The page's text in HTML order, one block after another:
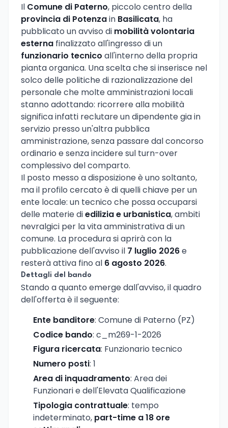
Il Comune di Paterno, piccolo centro della
provincia di Potenzain Basilicata, ha
pubblicato un avviso di mobilità volontaria
esterna finalizzato all'ingresso di un
funzionario tecnico all'interno della propria
pianta organica. Una scelta che si inserisce nel
solco delle politiche di razionalizzazione del
personale che molte amministrazioni locali
stanno adottando: ricorrere alla mobilità
significa infatti reclutare un dipendente gia in
servizio presso un'altra pubblica
amministrazione, senza passare dal concorso
ordinario e senza incidere sul turn-over
complessivo del comparto.
Il posto messo a disposizione è uno soltanto,
ma il profilo cercato è di quelli chiave per un
ente locale: un tecnico che possa occuparsi
delle materie diedilizia e urbanistica, ambiti
nevralgici per la vita amministrativa di un
comune. La procedura si aprirà con la
pubblicazione dell'avviso il 7 luglio 2026e
resterà attiva fino al 6 agosto 2026.
Dettagli del bando
Stando a quanto emerge dall'avviso, il quadro
dell'offerta è il seguente:
Ente banditore: Comune di Paterno (PZ)
Codice bando: c_m269-1-2026
Figura ricercata: Funzionario tecnico
Numero posti: 1
Area di inquadramento: Area dei
Funzionari e dell'Elevata Qualificazione
Tipologia contrattuale: tempo
indeterminato, part-time a 18 ore